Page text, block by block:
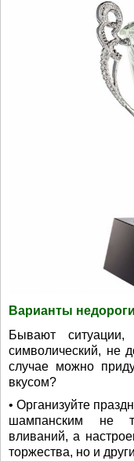
Варианты
Бывают ситуации,
символический, не
случае можно
вкусом?
• Организуйте
шампанским не
вливаний, а
торжества, но и